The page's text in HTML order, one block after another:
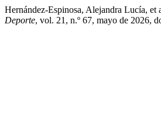
Hernández-Espinosa, Alejandra Lucía,
Deporte, vol. 21, n.º 67, mayo de 2026,